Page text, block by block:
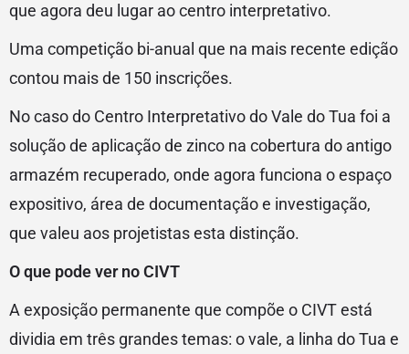
que agora deu lugar ao centro interpretativo.
Uma competição bi-anual que na mais recente edição
contou mais de 150 inscrições.
No caso do Centro Interpretativo do Vale do Tua foi a
solução de aplicação de zinco na cobertura do antigo
armazém recuperado, onde agora funciona o espaço
expositivo, área de documentação e investigação,
que valeu aos projetistas esta distinção.
O que pode ver no CIVT
A exposição permanente que compõe o CIVT está
dividia em três grandes temas: o vale, a linha do Tua e